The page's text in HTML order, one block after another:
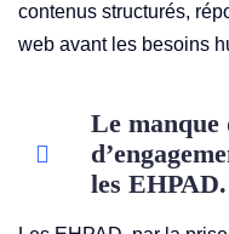
contenus structurés,
web avant les besoins
Le manque
les EHPAD.